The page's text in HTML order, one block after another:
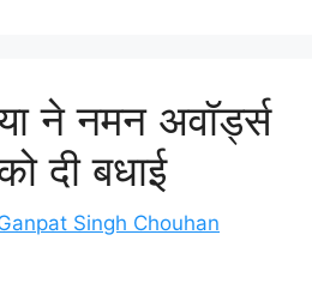
ने नमन अवॉर्ड्स
दी बधाई
Singh Chouhan